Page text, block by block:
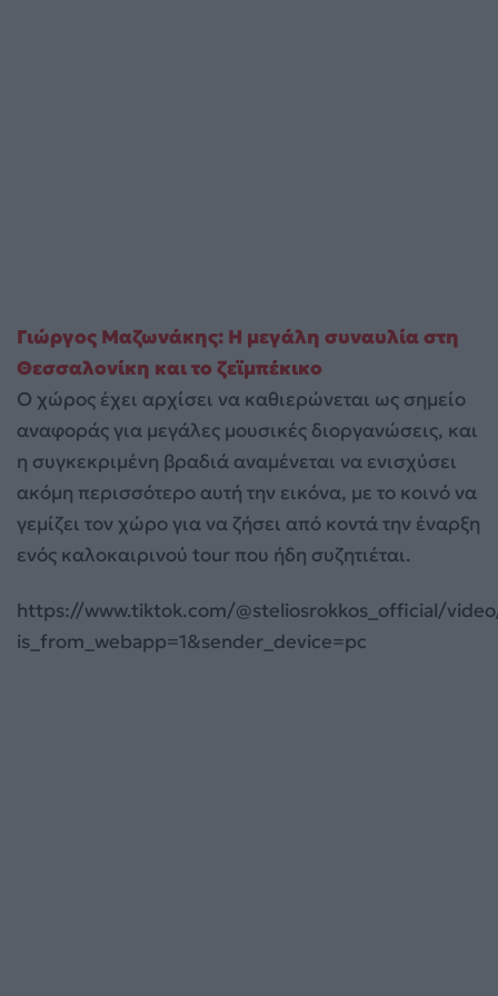
Γιώργος Μαζωνάκης: Η μεγάλη συναυλία στη
Θεσσαλονίκη και το ζεϊμπέκικο
Ο χώρος έχει αρχίσει να καθιερώνεται ως σημείο
αναφοράς για μεγάλες μουσικές διοργανώσεις, και
η συγκεκριμένη βραδιά αναμένεται να ενισχύσει
ακόμη περισσότερο αυτή την εικόνα, με το κοινό να
γεμίζει τον χώρο για να ζήσει από κοντά την έναρξη
ενός καλοκαιρινού tour που ήδη συζητιέται.
https://www.tiktok.com/@steliosrokkos_official/video/
is_from_webapp=1&sender_device=pc